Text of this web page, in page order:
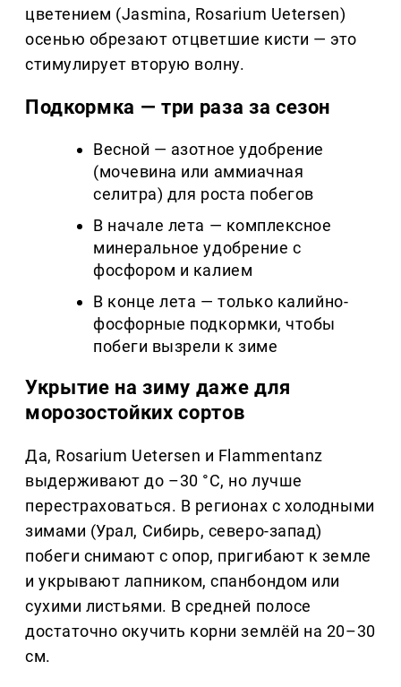
цветением (Jasmina, Rosarium Uetersen)
осенью обрезают отцветшие кисти — это
стимулирует вторую волну.
Подкормка — три раза за сезон
Весной — азотное удобрение
(мочевина или аммиачная
селитра) для роста побегов
В начале лета — комплексное
минеральное удобрение с
фосфором и калием
В конце лета — только калийно-
фосфорные подкормки, чтобы
побеги вызрели к зиме
Укрытие на зиму даже для
морозостойких сортов
Да, Rosarium Uetersen и Flammentanz
выдерживают до –30 °C, но лучше
перестраховаться. В регионах с холодными
зимами (Урал, Сибирь, северо-запад)
побеги снимают с опор, пригибают к земле
и укрывают лапником, спанбондом или
сухими листьями. В средней полосе
достаточно окучить корни землёй на 20–30
см.